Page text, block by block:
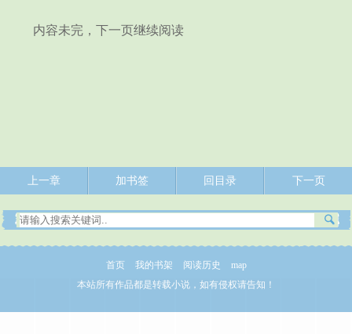
内容未完，下一页继续阅读
上一章 加书签 回目录 下一页
首页 我的书架 阅读历史
map
本站所有作品都是转载小说，如有侵权请告知！